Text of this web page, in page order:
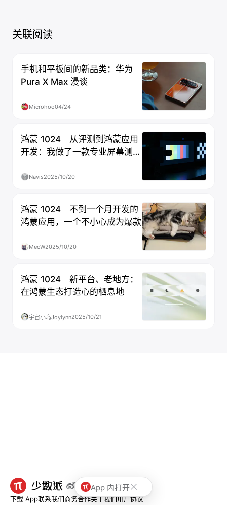
关联阅读
手机和平板间的新品类：华为
Pura X Max 漫谈
Microhoo04/24
鸿蒙 1024｜从评测到鸿蒙应用
开发：我做了一款专业屏幕测试
Navis2025/10/20
鸿蒙 1024｜不到一个月开发的
鸿蒙应用，一个不小心成为爆款
MeoW2025/10/20
鸿蒙 1024｜新平台、老地方：
在鸿蒙生态打造心的栖息地
宇宙小岛Joylynn2025/10/21
App 内打开
下载 App联系我们商务合作关于我们用户协议